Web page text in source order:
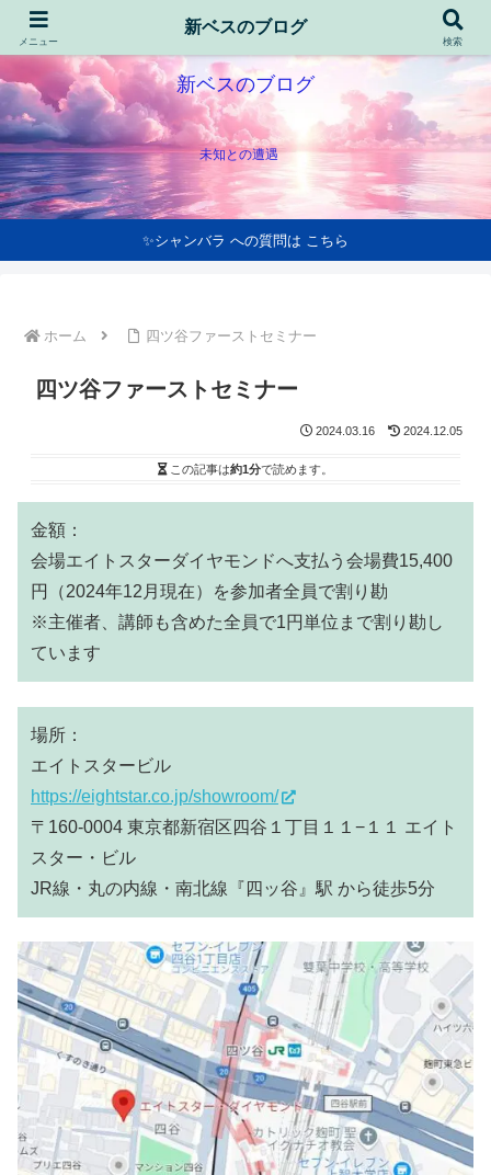
新ベスのブログ
未知との遭遇
✨シャンバラ への質問は こちら
ホーム 四ツ谷ファーストセミナー
四ツ谷ファーストセミナー
2024.03.16 2024.12.05
この記事は約1分で読めます。
金額：
会場エイトスターダイヤモンドへ支払う会場費15,400
円（2024年12月現在）を参加者全員で割り勘
※主催者、講師も含めた全員で1円単位まで割り勘し
ています
場所：
エイトスタービル
https://eightstar.co.jp/showroom/
〒160-0004 東京都新宿区四谷１丁目１１−１１ エイト
スター・ビル
JR線・丸の内線・南北線『四ッ谷』駅 から徒歩5分
メニュー
新ベスのブログ
検索